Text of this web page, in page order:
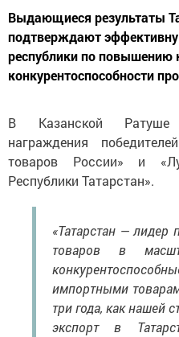
Выдающиеся результаты
подтверждают
республики по повышению
конкурентоспособности
В Казанской Ратуше
награждения
товаров России» и
Республики Татарстан».
«Татарстан — лидер
товаров в
импортными
три года, как нашей
экспорт в